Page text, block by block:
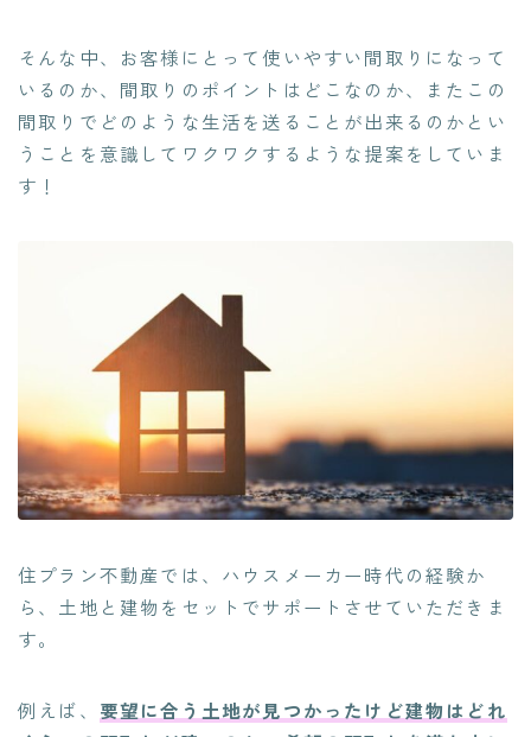
そんな中、お客様にとって使いやすい間取りになって
いるのか、間取りのポイントはどこなのか、またこの
間取りでどのような生活を送ることが出来るのかとい
うことを意識してワクワクするような提案をしていま
す！
住プラン不動産では、ハウスメーカー時代の経験か
ら、土地と建物をセットでサポートさせていただきま
す。
例えば、 要望に合う土地が見つかったけど建物はどれ